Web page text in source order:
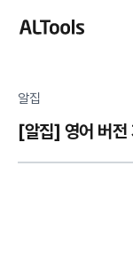
알집
[알집] 영어 버전